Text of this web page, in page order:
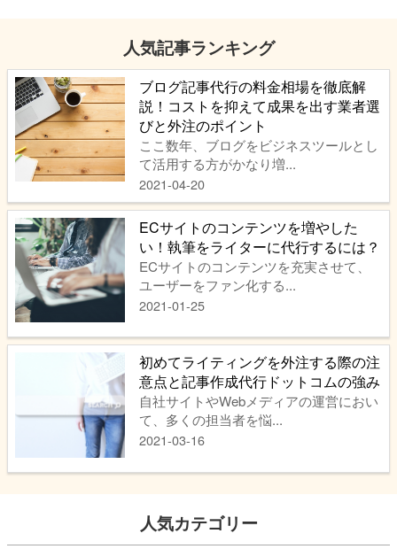
人気記事ランキング
ブログ記事代行の料金相場を徹底解
説！コストを抑えて成果を出す業者選
びと外注のポイント
ここ数年、ブログをビジネスツールとし
て活用する方がかなり増...
2021-04-20
ECサイトのコンテンツを増やした
い！執筆をライターに代行するには？
ECサイトのコンテンツを充実させて、
ユーザーをファン化する...
2021-01-25
初めてライティングを外注する際の注
意点と記事作成代行ドットコムの強み
自社サイトやWebメディアの運営におい
て、多くの担当者を悩...
2021-03-16
人気カテゴリー